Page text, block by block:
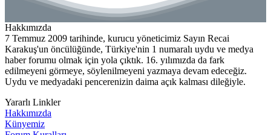
Hakkımızda
7 Temmuz 2009 tarihinde, kurucu yöneticimiz Sayın Recai
Karakuş'un öncülüğünde, Türkiye'nin 1 numaralı uydu ve medya
haber forumu olmak için yola çıktık. 16. yılımızda da fark
edilmeyeni görmeye, söylenilmeyeni yazmaya devam edeceğiz.
Uydu ve medyadaki pencerenizin daima açık kalması dileğiyle.
Yararlı Linkler
Hakkımızda
Künyemiz